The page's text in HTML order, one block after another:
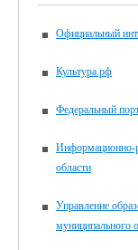
Официальный
Культура.рф
Федеральный
Информационно-
области
Управление
муниципального